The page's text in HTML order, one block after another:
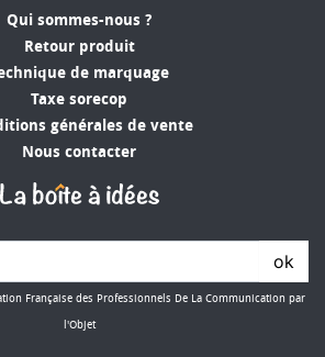
Qui sommes-nous ?
Retour produit
de marquage
Taxe sorecop
générales de vente
Nous contacter
ok
Française des Professionnels De La Communication par
l'Objet